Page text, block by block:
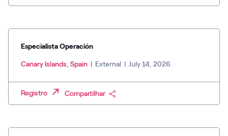
Especialista Operación
Canary Islands, Spain | External | July 14, 2026
Registro Compartilhar